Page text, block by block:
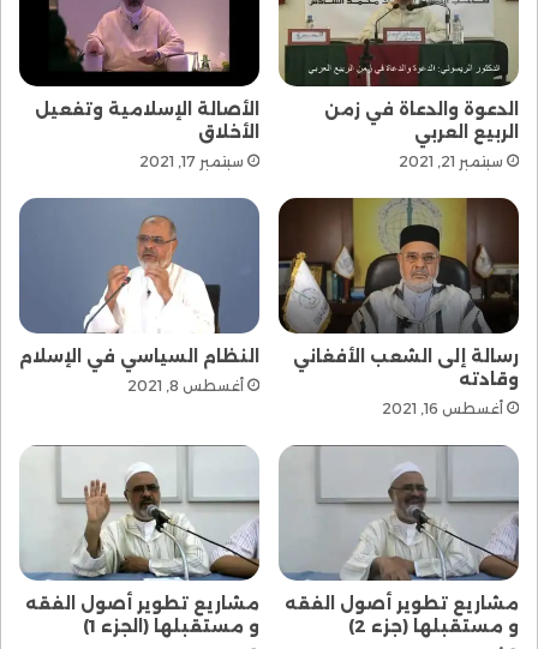
الدعوة والدعاة في زمن
الربيع العربي
سبتمبر 21, 2021
الأصالة الإسلامية وتفعيل
الأخلاق
سبتمبر 17, 2021
رسالة إلى الشعب الأفغاني
وقادته
أغسطس 16, 2021
النظام السياسي في الإسلام
أغسطس 8, 2021
مشاريع تطوير أصول الفقه
و مستقبلها (جزء 2)
مشاريع تطوير أصول الفقه
و مستقبلها (الجزء 1)